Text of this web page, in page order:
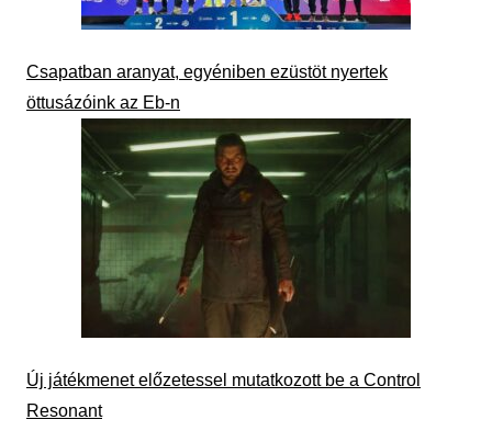
Csapatban aranyat, egyéniben ezüstöt nyertek
öttusázóink az Eb-n
Új játékmenet előzetessel mutatkozott be a Control
Resonant